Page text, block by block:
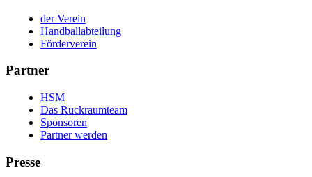
der Verein
Handballabteilung
Förderverein
Partner
HSM
Das Rückraumteam
Sponsoren
Partner werden
Presse